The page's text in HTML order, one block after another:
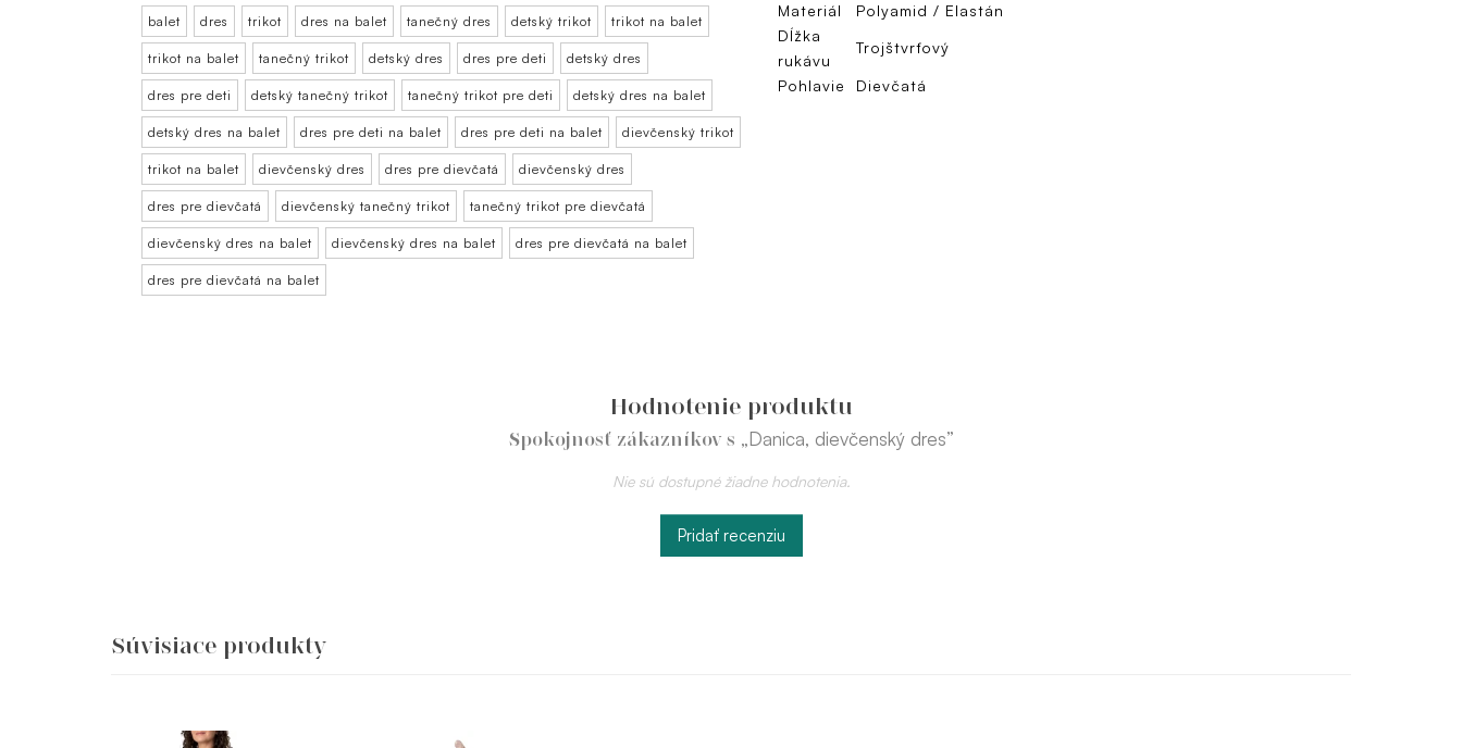
balet dres trikot dres na balet tanečný dres detský trikot trikot na balet
trikot na balet tanečný trikot detský dres dres pre deti detský dres
dres pre deti detský tanečný trikot tanečný trikot pre deti detský dres na balet
detský dres na balet dres pre deti na balet dres pre deti na balet dievčenský trikot
trikot na balet dievčenský dres dres pre dievčatá dievčenský dres
dres pre dievčatá dievčenský tanečný trikot tanečný trikot pre dievčatá
dievčenský dres na balet dievčenský dres na balet dres pre dievčatá na balet
dres pre dievčatá na balet
Materiál
Polyamid / Elastán
Dĺžka
rukávu
Trojštvrťový
Pohlavie Dievčatá
Hodnotenie produktu
Spokojnosť zákazníkov s „Danica, dievčenský dres”
Nie sú dostupné žiadne hodnotenia.
Pridať recenziu
Súvisiace produkty